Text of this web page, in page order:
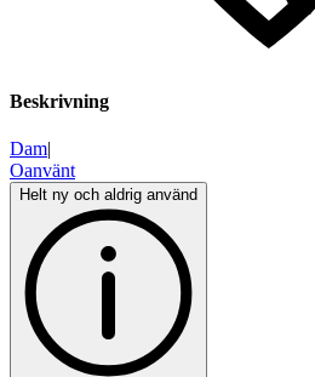
Beskrivning
Dam|
Oanvänt
Helt ny och aldrig använd